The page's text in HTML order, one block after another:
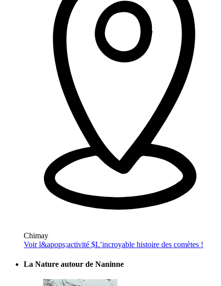
Chimay
Voir l&apops;activité $L’incroyable histoire des comètes !
La Nature autour de Naninne